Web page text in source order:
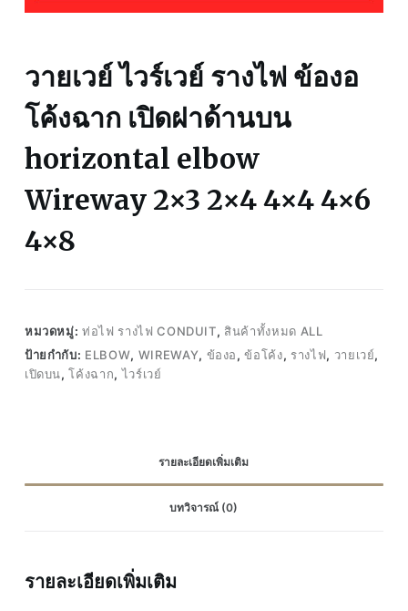
วายเวย์ ไวร์เวย์ รางไฟ ข้องอ
โค้งฉาก เปิดฝาด้านบน
horizontal elbow
Wireway 2×3 2×4 4×4 4×6
4×8
หมวดหมู่:ท่อไฟ รางไฟ CONDUIT, สินค้าทั้งหมด ALL
ป้ายกำกับ: ELBOW, WIREWAY, ข้องอ,ข้อโค้ง, รางไฟ, วายเวย์,
เปิดบน,โค้งฉาก,ไวร์เวย์
รายละเอียดเพิ่มเติม
บทวิจารณ์ (0)
รายละเอียดเพิ่มเติม